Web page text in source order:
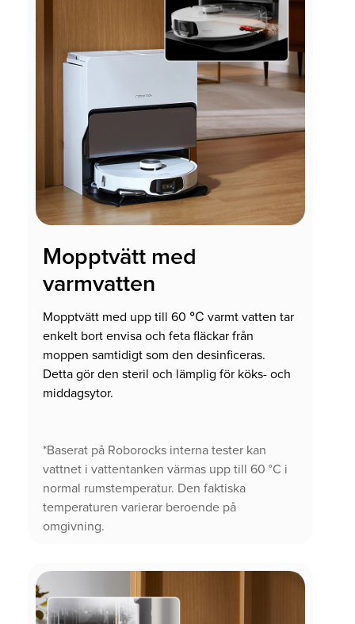
Mopptvätt med
varmvatten
Mopptvätt med upp till 60 ℃ varmt vatten tar
enkelt bort envisa och feta fläckar från
moppen samtidigt som den desinficeras.
Detta gör den steril och lämplig för köks- och
middagsytor.
*Baserat på Roborocks interna tester kan
vattnet i vattentanken värmas upp till 60 °C i
normal rumstemperatur. Den faktiska
temperaturen varierar beroende på
omgivning.